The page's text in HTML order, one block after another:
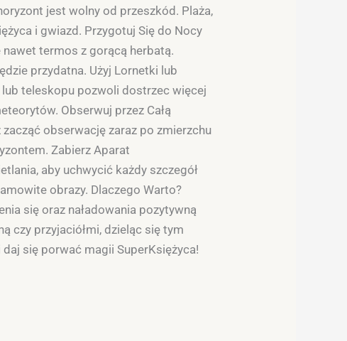
jest wolny od przeszkód. Plaża,
i gwiazd. Przygotuj Się do Nocy
nawet termos z gorącą herbatą.
przydatna. Użyj Lornetki lub
teleskopu pozwoli dostrzec więcej
Obserwuj przez Całą
obserwację zaraz po zmierzchu
Zabierz Aparat
aby uchwycić każdy szczegół
obrazy. Dlaczego Warto?
się oraz naładowania pozytywną
czy przyjaciółmi, dzieląc się tym
się porwać magii SuperKsiężyca!